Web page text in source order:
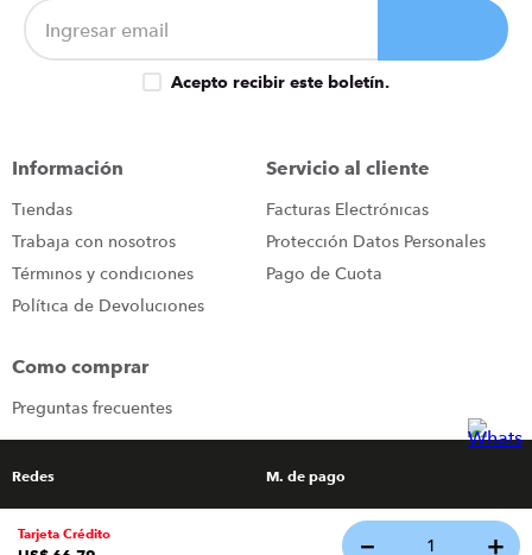
Tarjeta Crédito ＋
－
Acepto recibir este boletín.
Información
Tiendas
Trabaja con nosotros
Términos y condiciones
Política de Devoluciones
Servicio al cliente
Facturas Electrónicas
Protección Datos Personales
Pago de Cuota
Como comprar
Preguntas frecuentes
Redes M. de pago